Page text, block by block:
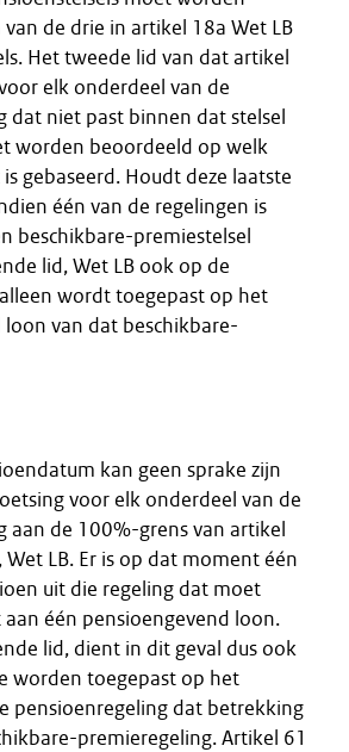
de drie in artikel 18a Wet LB
Het tweede lid van dat artikel
elk onderdeel van de
dat niet past binnen dat stelsel
worden beoordeeld op welk
gebaseerd. Houdt deze laatste
één van de regelingen is
beschikbare-premiestelsel
lid, Wet LB ook op de
wordt toegepast op het
van dat beschikbare-
kan geen sprake zijn
voor elk onderdeel van de
aan de 100%-grens van artikel
Wet LB. Er is op dat moment één
uit die regeling dat moet
één pensioengevend loon.
lid, dient in dit geval dus ook
worden toegepast op het
pensioenregeling dat betrekking
premieregeling. Artikel 61